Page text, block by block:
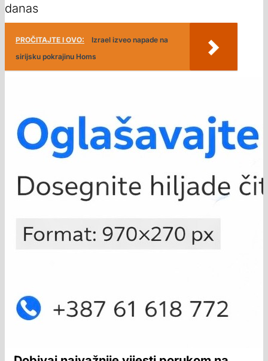
danas
PROČITAJTE I OVO:
Izrael izveo napade na
sirijsku pokrajinu Homs